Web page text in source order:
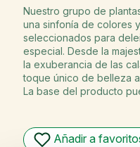
Nuestro grupo de
una sinfonía de colores
seleccionados para
especial. Desde la
la exuberancia de las
toque único de belleza
La base del producto
Añadir a